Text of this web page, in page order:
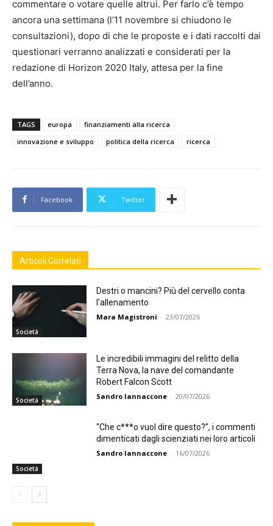
commentare o votare quelle altrui. Per farlo c’è tempo
ancora una settimana (l’11 novembre si chiudono le
consultazioni), dopo di che le proposte e i dati raccolti dai
questionari verranno analizzati e considerati per la
redazione di Horizon 2020 Italy, attesa per la fine
dell’anno.
TAGS europa
finanziamenti alla ricerca
innovazione e sviluppo
politica della ricerca ricerca
Facebook Twitter
Articoli Correlati
Società
Destri o mancini? Più del cervello conta
l’allenamento
Mara Magistroni - 23/07/2026
Società
Le incredibili immagini del relitto della
Terra Nova, la nave del comandante
Robert Falcon Scott
Sandro Iannaccone - 20/07/2026
Società
“Che c***o vuol dire questo?”, i commenti
dimenticati dagli scienziati nei loro articoli
Sandro Iannaccone - 16/07/2026